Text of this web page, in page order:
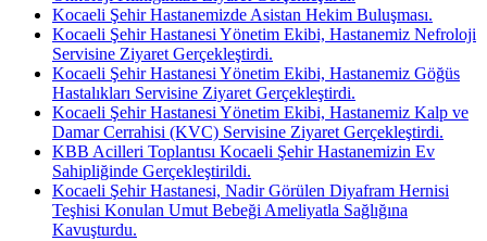
Kocaeli Şehir Hastanemizde Asistan Hekim Buluşması.
Kocaeli Şehir Hastanesi Yönetim Ekibi, Hastanemiz Nefroloji
Servisine Ziyaret Gerçekleştirdi.
Kocaeli Şehir Hastanesi Yönetim Ekibi, Hastanemiz Göğüs
Hastalıkları Servisine Ziyaret Gerçekleştirdi.
Kocaeli Şehir Hastanesi Yönetim Ekibi, Hastanemiz Kalp ve
Damar Cerrahisi (KVC) Servisine Ziyaret Gerçekleştirdi.
KBB Acilleri Toplantısı Kocaeli Şehir Hastanemizin Ev
Sahipliğinde Gerçekleştirildi.
Kocaeli Şehir Hastanesi, Nadir Görülen Diyafram Hernisi
Teşhisi Konulan Umut Bebeği Ameliyatla Sağlığına
Kavuşturdu.